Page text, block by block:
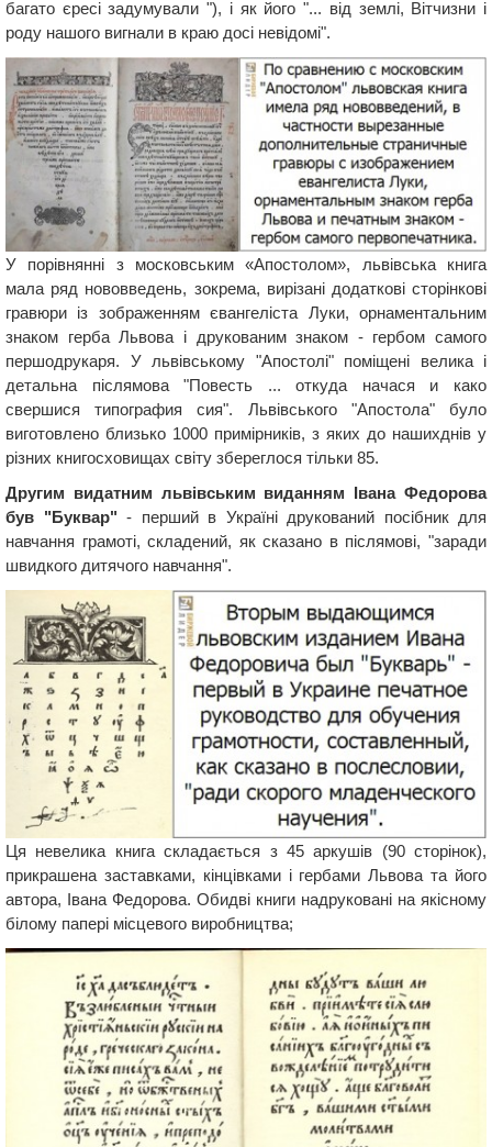
багато єресі задумували "), і як його "... від землі, Вітчизни і
роду нашого вигнали в краю досі невідомі".
У порівнянні з московським «Апостолом», львівська книга
мала ряд нововведень, зокрема, вирізані додаткові сторінкові
гравюри із зображенням євангеліста Луки, орнаментальним
знаком герба Львова і друкованим знаком - гербом самого
першодрукаря. У львівському "Апостолі" поміщені велика і
детальна післямова "Повесть ... откуда начася и како
свершися типография сия". Львівського "Апостола" було
виготовлено близько 1000 примірників, з яких до нашихднів у
різних книгосховищах світу збереглося тільки 85.
Другим видатним львівським виданням Івана Федорова
був "Буквар" - перший в Україні друкований посібник для
навчання грамоті, складений, як сказано в післямові, "заради
швидкого дитячого навчання".
Ця невелика книга складається з 45 аркушів (90 сторінок),
прикрашена заставками, кінцівками і гербами Львова та його
автора, Івана Федорова. Обидві книги надруковані на якісному
білому папері місцевого виробництва;